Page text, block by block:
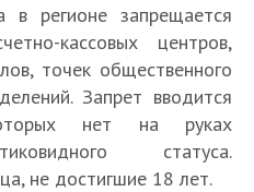
регионе запрещается
кассовых центров,
точек общественного
Запрет вводится
нет на руках
статуса.
не достигшие 18 лет.